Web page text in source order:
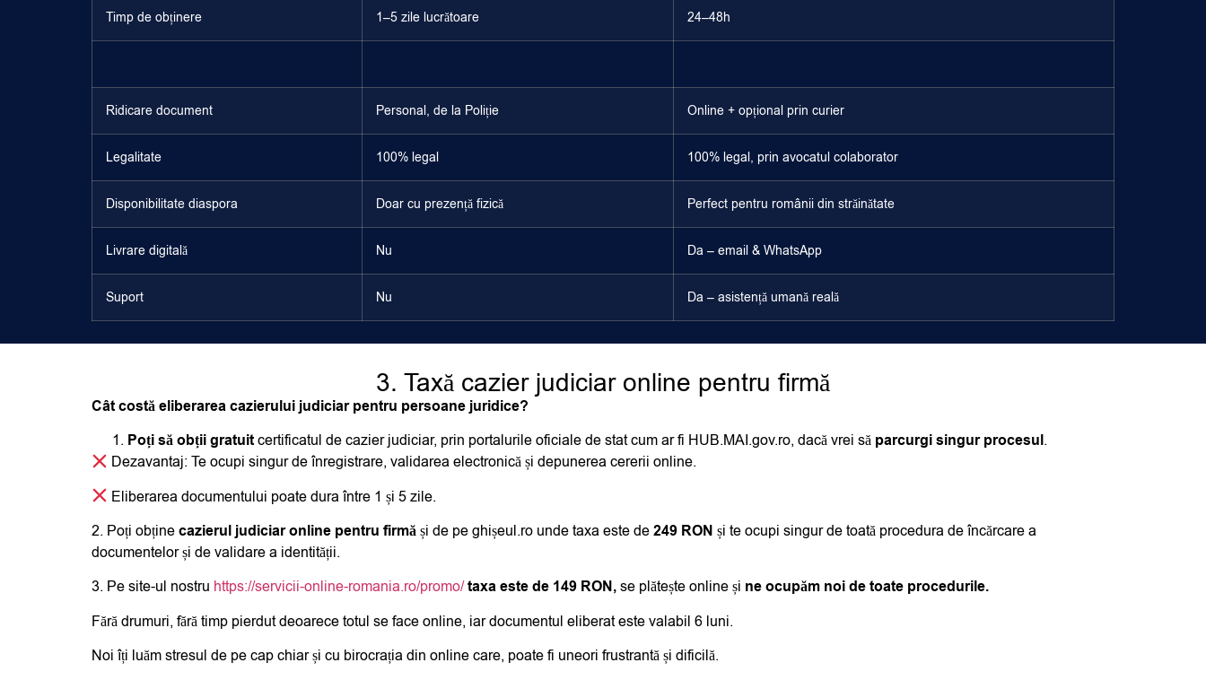
Timp de obținere 1–5 zile lucrătoare 24–48h
Ridicare document Personal, de la Poliție Online + opțional prin curier
Legalitate 100% legal 100% legal, prin avocatul colaborator
Disponibilitate diaspora Doar cu prezență fizică Perfect pentru românii din străinătate
Livrare digitală Nu Da – email & WhatsApp
Suport Nu Da – asistență umană reală
3. Taxă cazier judiciar online pentru firmă
Cât costă eliberarea cazierului judiciar pentru persoane juridice?
Poți să obții gratuitcertificatul de cazier judiciar, prin portalurile oficiale de stat cum ar fi HUB.MAI.gov.ro, dacă vrei să parcurgi singur procesul.
Dezavantaj: Te ocupi singur de înregistrare, validarea electronică și depunerea cererii online.
Eliberarea documentului poate dura între 1 și 5 zile.
2. Poți obținecazierul judiciar online pentru firmăși de pe ghișeul.ro unde taxa este de249 RON și te ocupi singur de toată procedura de încărcare a
documentelor și de validare a identității.
3. Pe site-ul nostru https://servicii-online-romania.ro/promo/taxa este de 149 RON,se plătește online și ne ocupăm noi de toate procedurile.
Fără drumuri, fără timp pierdut deoarece totul se face online, iar documentul eliberat este valabil 6 luni.
Noi îți luăm stresul de pe cap chiar și cu birocrația din online care, poate fi uneori frustrantă și dificilă.